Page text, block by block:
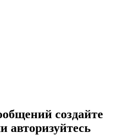
создайте
авторизуйтесь